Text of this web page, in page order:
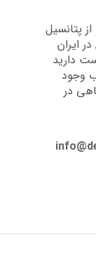
پتانسیل
ایران
دارید
رنگ زیبا برای انتخاب وجود
در